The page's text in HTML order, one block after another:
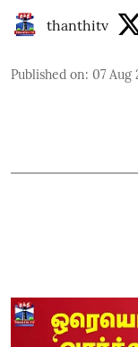
thanthitv
Published on: 07 Aug